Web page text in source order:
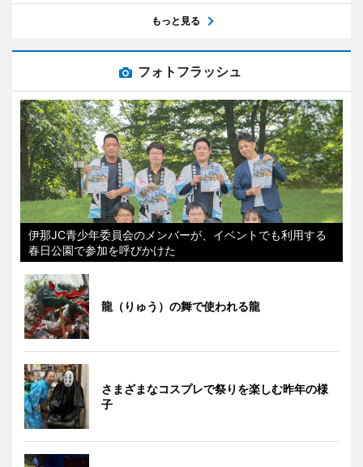
もっと見る
フォトフラッシュ
伊那JC青少年委員会のメンバーが、イベントでも利用する
春日公園で参加を呼びかけた
龍（りゅう）の舞で使われる龍
さまざまなコスプレで祭りを楽しむ昨年の様
子